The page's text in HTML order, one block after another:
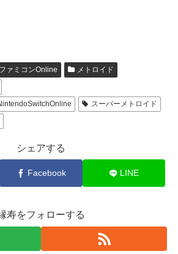
ァミコンOnline
メトロイド
スーパーメトロイド
シェアする
Facebook LINE
寿をフォローする